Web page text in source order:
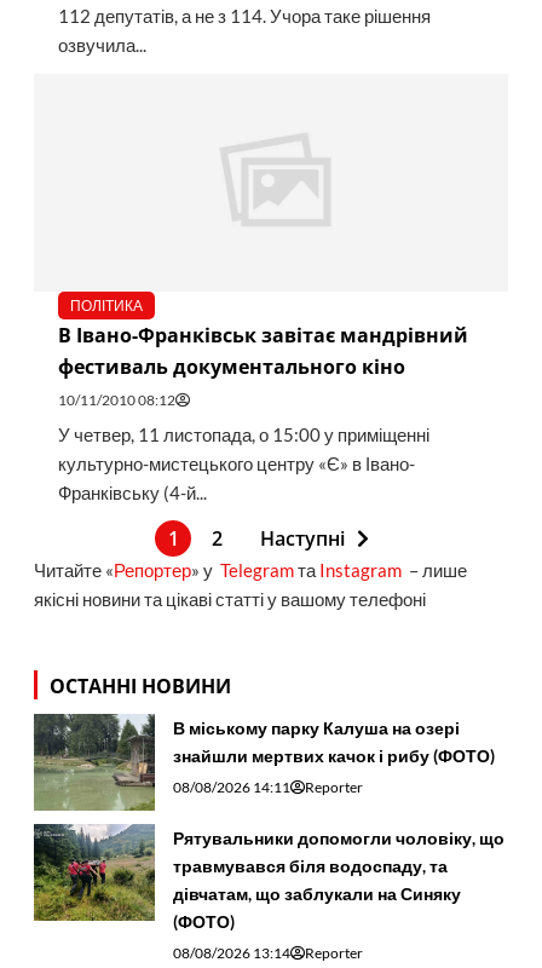
112 депутатів, а не з 114. Учора таке рішення
озвучила...
ПОЛІТИКА
В Івано-Франківськ завітає мандрівний
фестиваль документального кіно
10/11/2010 08:12
У четвер, 11 листопада, о 15:00 у приміщенні
культурно-мистецького центру «Є» в Івано-
Франківську (4-й...
1 2 Наступні
Читайте «Репортер» у Telegramта Instagram– лише
якісні новини та цікаві статті у вашому телефоні
ОСТАННІ НОВИНИ
В міському парку Калуша на озері
знайшли мертвих качок і рибу (ФОТО)
08/08/2026 14:11 Reporter
Рятувальники допомогли чоловіку, що
травмувався біля водоспаду, та
дівчатам, що заблукали на Синяку
(ФОТО)
08/08/2026 13:14 Reporter